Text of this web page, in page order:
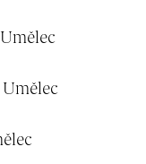
Umělec
Umělec